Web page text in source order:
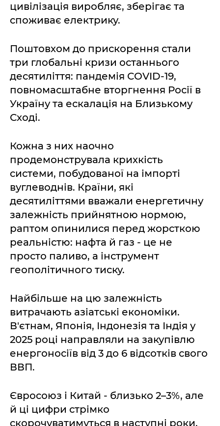
цивілізація виробляє, зберігає та
споживає електрику.
Поштовхом до прискорення стали
три глобальні кризи останнього
десятиліття: пандемія COVID-19,
повномасштабне вторгнення Росії в
Україну та ескалація на Близькому
Сході.
Кожна з них наочно
продемонструвала крихкість
системи, побудованої на імпорті
вуглеводнів. Країни, які
десятиліттями вважали енергетичну
залежність прийнятною нормою,
раптом опинилися перед жорсткою
реальністю: нафта й газ - це не
просто паливо, а інструмент
геополітичного тиску.
Найбільше на цю залежність
витрачають азіатські економіки.
В'єтнам, Японія, Індонезія та Індія у
2025 році направляли на закупівлю
енергоносіїв від 3 до 6 відсотків свого
ВВП.
Євросоюз і Китай - близько 2–3%, але
й ці цифри стрімко
скорочуватимуться в наступні роки,